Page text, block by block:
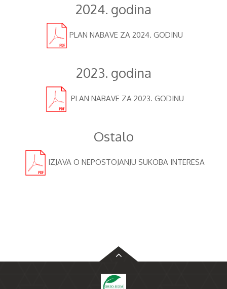
2024. godina
PLAN NABAVE ZA 2024. GODINU
2023. godina
PLAN NABAVE ZA 2023. GODINU
Ostalo
IZJAVA O NEPOSTOJANJU SUKOBA INTERESA